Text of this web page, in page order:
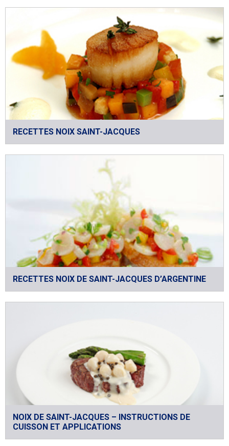
RECETTES NOIX SAINT-JACQUES
RECETTES NOIX DE SAINT-JACQUES D’ARGENTINE
NOIX DE SAINT-JACQUES – INSTRUCTIONS DE
CUISSON ET APPLICATIONS